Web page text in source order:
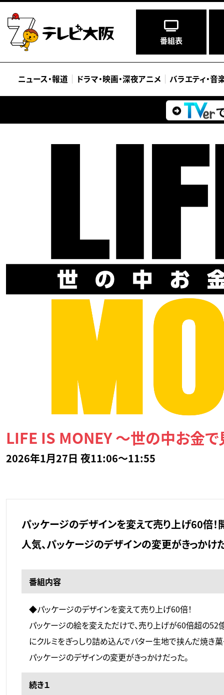
番組表
ニュース・報道 ドラマ・映画・深夜アニメ バラエティ・音
LIFE IS MONEY ～世の中お金で
2026年1月27日 夜11:06～11:55
パッケージのデザインを変えて売り上げ60倍
人気、パッケージのデザインの変更がきっかけ
番組内容
◆パッケージのデザインを変えて売り上げ60倍！
パッケージの絵を変えただけで、売り上げが60倍超の52
にクルミをぎっしり詰め込んでバター生地で挟んだ焼き
パッケージのデザインの変更がきっかけだった。
続き１